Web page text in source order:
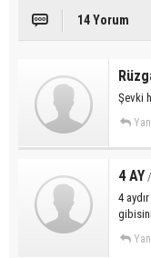
14 Yorum
Şevki
4 AY
4